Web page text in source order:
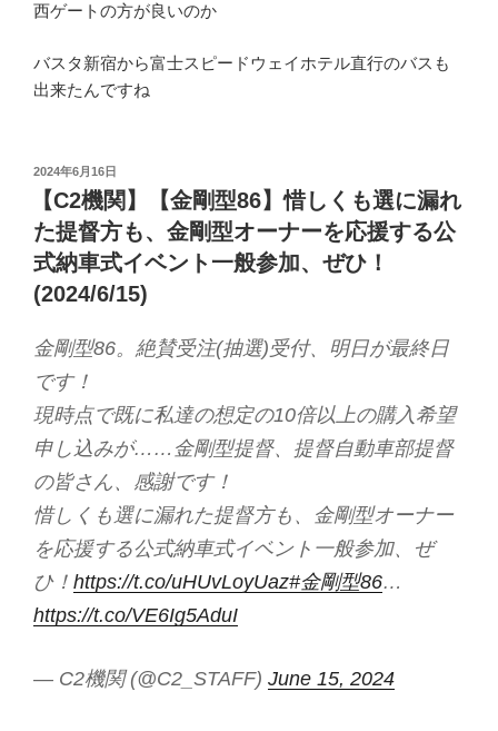
西ゲートの方が良いのか
バスタ新宿から富士スピードウェイホテル直行のバスも
出来たんですね
投
日:
2024年6月16日
【C2機関】【金剛型86】惜しくも選に漏れ
た提督方も、金剛型オーナーを応援する公
式納車式イベント一般参加、ぜひ！
(2024/6/15)
金剛型86。絶賛受注(抽選)受付、明日が最終日
です！
現時点で既に私達の想定の10倍以上の購入希望
申し込みが……金剛型提督、提督自動車部提督
の皆さん、感謝です！
惜しくも選に漏れた提督方も、金剛型オーナー
を応援する公式納車式イベント一般参加、ぜ
ひ！ https://t.co/uHUvLoyUaz#金剛型86…
https://t.co/VE6Ig5AduI
— C2機関 (@C2_STAFF) June 15, 2024